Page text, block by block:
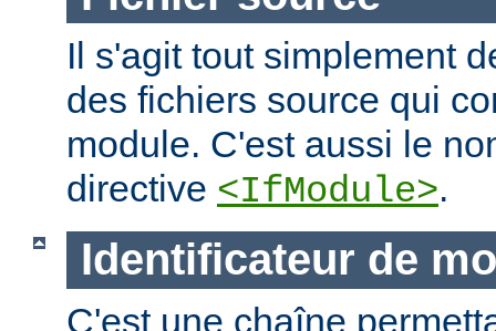
Il s'agit tout simplement
des fichiers source qui
module. C'est aussi le
directive <IfModule>.
Identificateur de
C'est une chaîne